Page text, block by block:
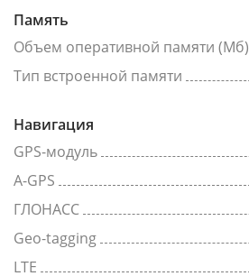
Память
Объем оперативной памяти (Мб)
Тип встроенной памяти
Навигация
GPS-модуль
A-GPS
ГЛОНАСС
Geo-tagging
LTE